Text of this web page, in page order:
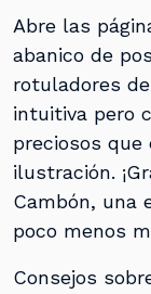
Abre las
abanico de
rotuladores
intuitiva pero
preciosos
ilustración.
Cambón, una
poco menos
Consejos